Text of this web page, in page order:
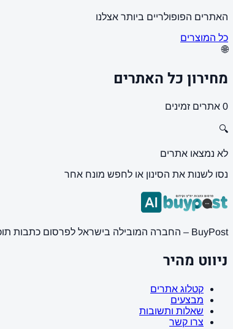
האתרים הפופולריים ביותר אצלנו
כל המוצרים
🌐
מחירון כל האתרים
0 אתרים זמינים
🔍
לא נמצאו אתרים
נסו לשנות את הסינון או לחפש מונח אחר
BuyPost – החברה המובילה בישראל לפרסום כתבות תוכן וקישורים באתרי חדשות ותוכן מובילים. מחירון מעודכן, כתיבת AI מתקדמת, קידום אתרים SEO מקצועי. 11 שנות ניסיון ואלפי לקוחות מרוצים.
ניווט מהיר
קטלוג אתרים
מבצעים
שאלות ותשובות
צרו קשר